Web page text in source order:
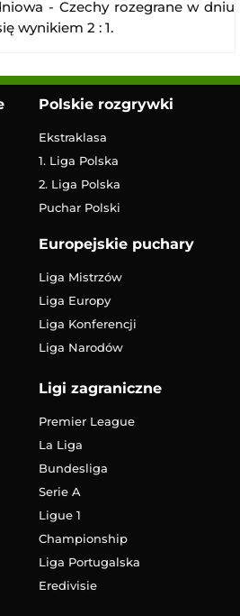
- Czechy rozegrane w dniu
wynikiem 2 : 1.
Polskie rozgrywki
Ekstraklasa
1. Liga Polska
2. Liga Polska
Puchar Polski
Europejskie puchary
Liga Mistrzów
Liga Europy
Liga Konferencji
Liga Narodów
Ligi zagraniczne
Premier League
La Liga
Bundesliga
Serie A
Ligue 1
Championship
Liga Portugalska
Eredivisie